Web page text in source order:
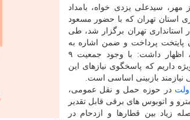
سیدعلی یزدی خواه، بامداد
استان تهران که با حضور مسعود
تهران برگزار شد، طی
پرداخت و ضمن اشاره به
مشکلات مدیریتی در استان تهران، اظهار داشت: با وجود جمعیت ۹
داریم که پاسخگوی نیازهای این
نیازمند بازبینی اساسی است.
در حوزه حمل و نقل عمومی،
و اتوبوس های برقی قابل تقدیر
زیاد بین قطارها و ازدحام در